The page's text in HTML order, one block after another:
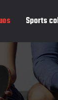
Sports